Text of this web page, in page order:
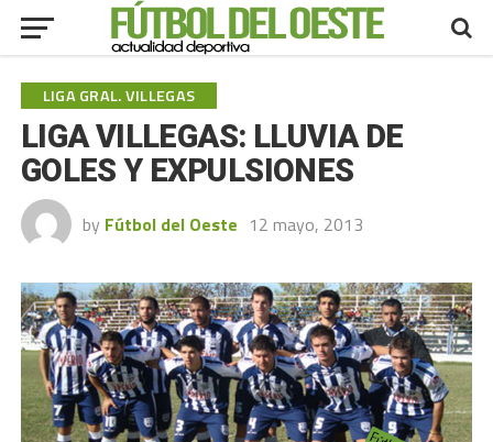
LIGA GRAL. VILLEGAS
LIGA VILLEGAS: LLUVIA DE
GOLES Y EXPULSIONES
by Fútbol del Oeste 12 mayo, 2013